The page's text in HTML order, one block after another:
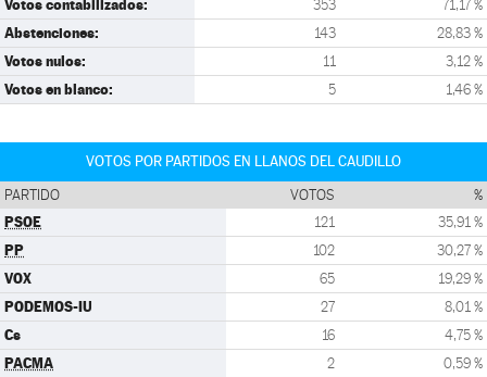
Votos contabilizados: 353 71,17 %
Abstenciones: 143 28,83 %
Votos nulos: 11 3,12 %
Votos en blanco: 5 1,46 %
VOTOS POR PARTIDOS EN LLANOS DEL CAUDILLO
PARTIDO VOTOS %
PSOE 121 35,91 %
PP 102 30,27 %
VOX 65 19,29 %
PODEMOS-IU 27 8,01 %
Cs 16 4,75 %
PACMA 2 0,59 %